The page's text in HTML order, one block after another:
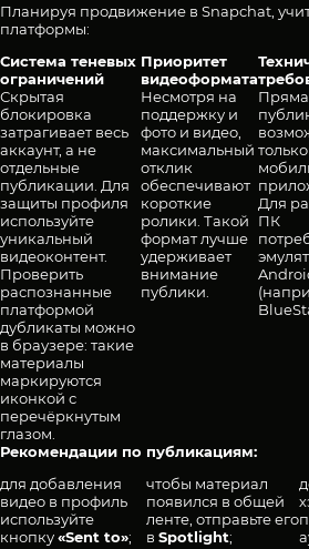
Планируя продвижение в Snapchat,
платформы:
Система теневых
ограничений
Скрытая
блокировка
затрагивает весь
аккаунт, а не
отдельные
публикации. Для
защиты профиля
используйте
уникальный
видеоконтент.
Проверить
распознанные
платформой
дубликаты можно
в браузере: такие
материалы
маркируются
иконкой с
перечёркнутым
глазом.
Приоритет
видеоформата
Несмотря на
поддержку и
фото и видео,
максимальный
отклик
обеспечивают
короткие
ролики. Такой
формат лучше
удерживает
внимание
публики.
Для
ПК
Рекомендации по публикациям:
для добавления
видео в профиль
используйте
кнопку«Sent to»;
чтобы материал
появился в общей
ленте, отправьте его
в Spotlight;